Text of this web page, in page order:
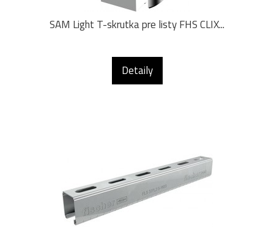
SAM Light T-skrutka pre listy FHS CLIX...
Detaily